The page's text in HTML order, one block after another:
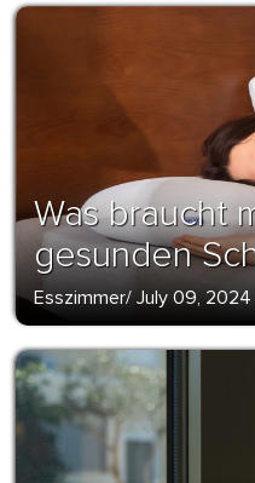
Was braucht
gesunden
Esszimmer/ July 09, 2024